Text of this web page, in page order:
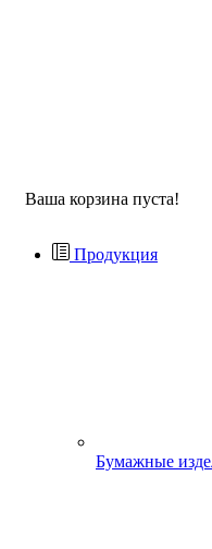
Ваша корзина пуста!
Продукция
Бумажные